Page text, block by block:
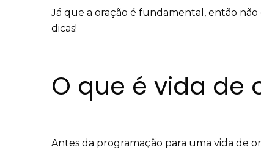
Já que a oração é fundamental, então não
dicas!
O que é vida de
Antes da programação para uma vida de